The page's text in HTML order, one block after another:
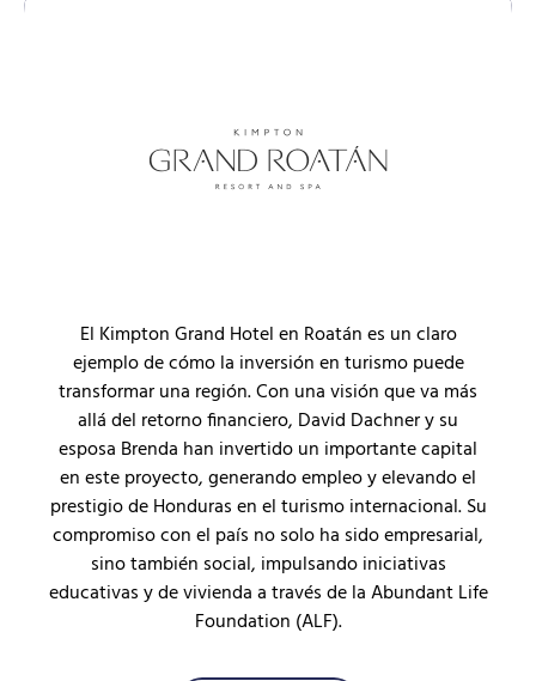
El Kimpton Grand Hotel en Roatán es un claro
ejemplo de cómo la inversión en turismo puede
transformar una región. Con una visión que va más
allá del retorno financiero, David Dachner y su
esposa Brenda han invertido un importante capital
en este proyecto, generando empleo y elevando el
prestigio de Honduras en el turismo internacional. Su
compromiso con el país no solo ha sido empresarial,
sino también social, impulsando iniciativas
educativas y de vivienda a través de la Abundant Life
Foundation (ALF).